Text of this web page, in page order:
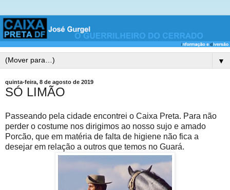
▼
quinta-feira, 8 de agosto de 2019
SÓ LIMÃO
Passeando pela cidade encontrei o Caixa Preta. Para não
perder o costume nos dirigimos ao nosso sujo e amado
Porcão, que em matéria de falta de higiene não fica a
desejar em relação a outros que temos no Guará.